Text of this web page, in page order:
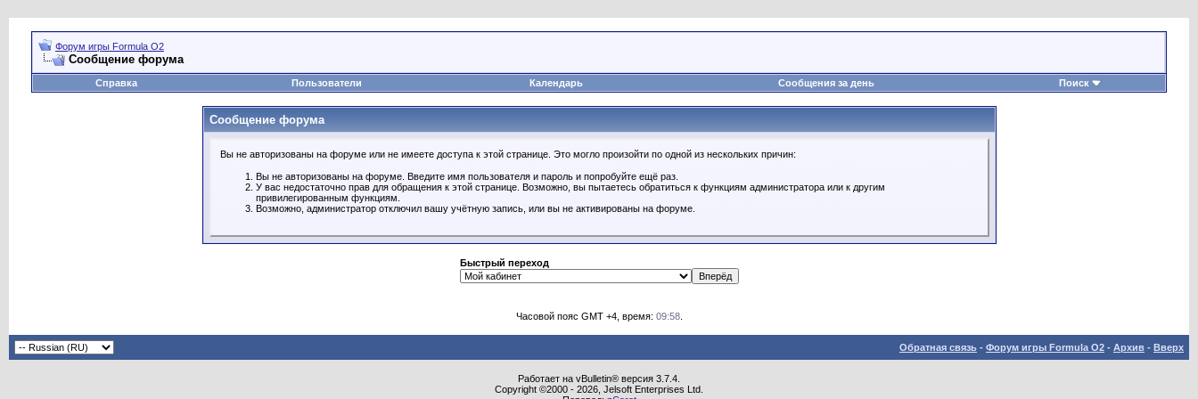
Форум игры Formula O2
Сообщение форума
Справка Пользователи Календарь Сообщения за день Поиск
Сообщение форума
Вы не авторизованы на форуме или не имеете доступа к этой странице. Это могло произойти по одной из нескольких причин:
Вы не авторизованы на форуме. Введите имя пользователя и пароль и попробуйте ещё раз.
У вас недостаточно прав для обращения к этой странице. Возможно, вы пытаетесь обратиться к функциям администратора или к другим
привилегированным функциям.
Возможно, администратор отключил вашу учётную запись, или вы не активированы на форуме.
Быстрый переход
Часовой пояс GMT +4, время: 09:58.
Обратная связь - Форум игры Formula O2 - Архив - Вверх
Работает на vBulletin® версия 3.7.4.
Copyright ©2000 - 2026, Jelsoft Enterprises Ltd.